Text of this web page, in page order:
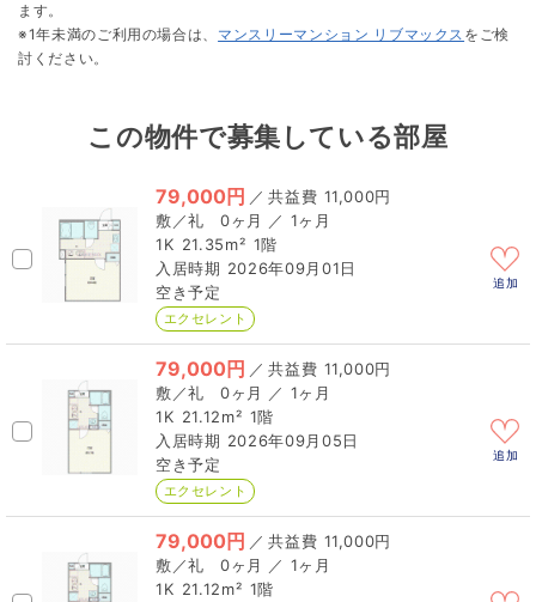
ます。
※1年未満のご利用の場合は、 マンスリーマンション リブマックス をご検
討ください。
この物件で募集している部屋
79,000円 ／
11,000円
0ヶ月 ／ 1ヶ月
1K 21.35m² 1階
2026年09月01日
空き予定
エクセレント
追加
79,000円 ／
11,000円
0ヶ月 ／ 1ヶ月
1K 21.12m² 1階
2026年09月05日
空き予定
エクセレント
追加
79,000円 ／
11,000円
0ヶ月 ／ 1ヶ月
1K 21.12m² 1階